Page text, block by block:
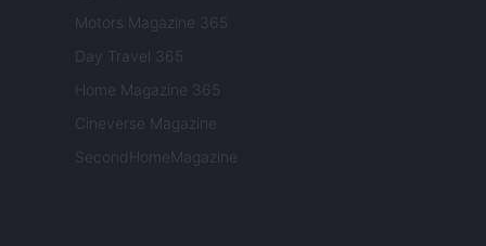
Motors Magazine 365
Day Travel 365
Home Magazine 365
Cineverse Magazine
SecondHomeMagazine